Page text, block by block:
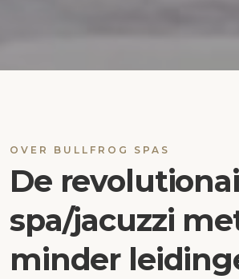
OVER BULLFROG SPAS
De
spa/jacuzzi
minder